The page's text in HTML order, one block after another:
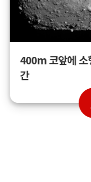
400m 코앞에 소
간